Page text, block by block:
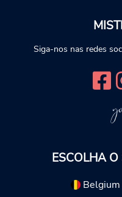
Siga-nos nas redes
ESCOLHA
Belgium